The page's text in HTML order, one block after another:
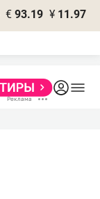
€ 93.19 ¥ 11.97